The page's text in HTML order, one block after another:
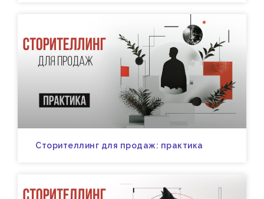
Сторителлинг для продаж: практика